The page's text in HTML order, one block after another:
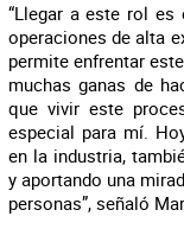
“Llegar a este rol
operaciones de alta
permite enfrentar
muchas ganas de
que vivir este
especial para mí.
en la industria,
y aportando una
personas”, señaló